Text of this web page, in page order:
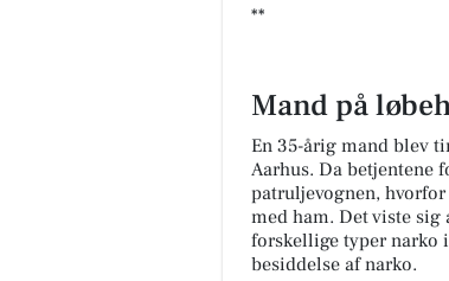
**
Mand på
En 35-årig mand blev
Aarhus. Da betjentene
patruljevognen, hvorfor
med ham. Det viste
forskellige typer narko
besiddelse af narko.